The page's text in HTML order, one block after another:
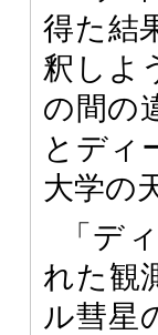
得た結
釈しよ
の間の
とディ
大学の
「デ
れた観
ル彗星